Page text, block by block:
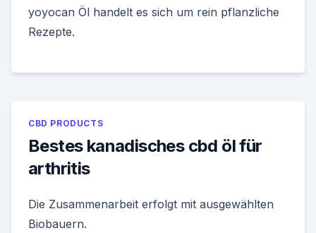
yoyocan Öl handelt es sich um rein pflanzliche
Rezepte.
CBD PRODUCTS
Bestes kanadisches cbd öl für
arthritis
Die Zusammenarbeit erfolgt mit ausgewählten
Biobauern.